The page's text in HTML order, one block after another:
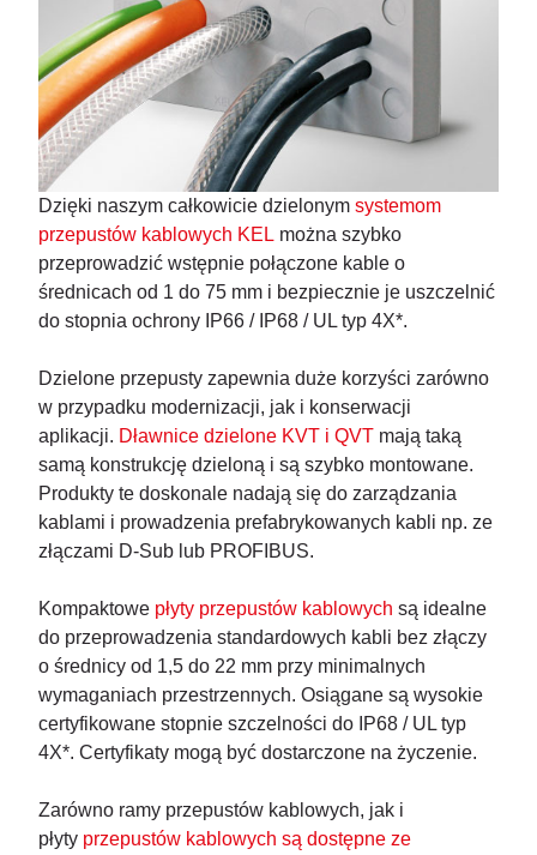
Dzięki naszym całkowicie dzielonym systemom
przepustów kablowych KEL można szybko
przeprowadzić wstępnie połączone kable o
średnicach od 1 do 75 mm i bezpiecznie je uszczelnić
do stopnia ochrony IP66 / IP68 / UL typ 4X*.
Dzielone przepusty zapewnia duże korzyści zarówno
w przypadku modernizacji, jak i konserwacji
aplikacji. Dławnice dzielone KVT i QVT mają taką
samą konstrukcję dzieloną i są szybko montowane.
Produkty te doskonale nadają się do zarządzania
kablami i prowadzenia prefabrykowanych kabli np. ze
złączami D-Sub lub PROFIBUS.
Kompaktowe płyty przepustów kablowych są idealne
do przeprowadzenia standardowych kabli bez złączy
o średnicy od 1,5 do 22 mm przy minimalnych
wymaganiach przestrzennych. Osiągane są wysokie
certyfikowane stopnie szczelności do IP68 / UL typ
4X*. Certyfikaty mogą być dostarczone na życzenie.
Zarówno ramy przepustów kablowych, jak i
płyty przepustów kablowych są dostępne ze